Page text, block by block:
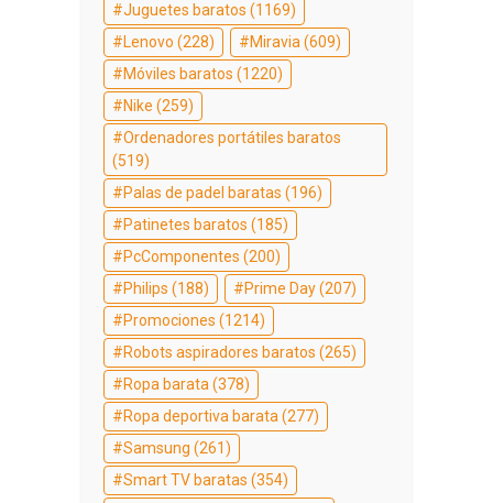
Juguetes baratos (1169)
Lenovo (228) Miravia(609)
Móviles baratos (1220)
Nike (259)
Ordenadores portátiles baratos
(519)
Palas de padel baratas (196)
Patinetes baratos (185)
PcComponentes (200)
Philips (188) Prime Day(207)
Promociones (1214)
Robots aspiradores baratos (265)
Ropa barata(378)
Ropa deportiva barata(277)
Samsung (261)
Smart TV baratas (354)